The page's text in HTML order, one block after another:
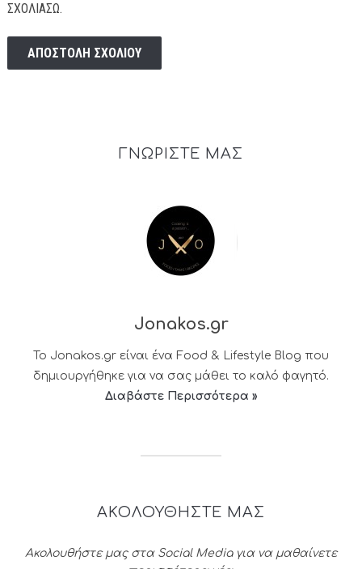
ΣΧΟΛΙΆΣΩ.
ΓΝΩΡΙΣΤΕ ΜΑΣ
Jonakos.gr
Το Jonakos.gr είναι ένα Food & Lifestyle Blog που
δημιουργήθηκε για να σας μάθει το καλό φαγητό.
Διαβάστε Περισσότερα »
ΑΚΟΛΟΥΘΗΣΤΕ ΜΑΣ
Ακολουθήστε μας στα Social Media για να μαθαίνετε